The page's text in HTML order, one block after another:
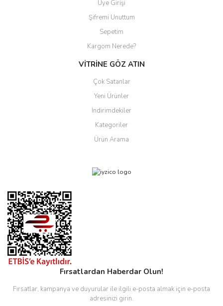
Üye Girişi
Şifremi Unuttum
Sepetim
Kargom Nerede?
VİTRİNE GÖZ ATIN
Çok Satanlar
Yeni Ürünler
İndirimdekiler
Kategoriler
Ürün Arama
Fırsatlardan Haberdar Olun!
Fırsatlar, kampanya ve duyurular ile ilgili e-posta almak için e-posta
adresinizi girin.